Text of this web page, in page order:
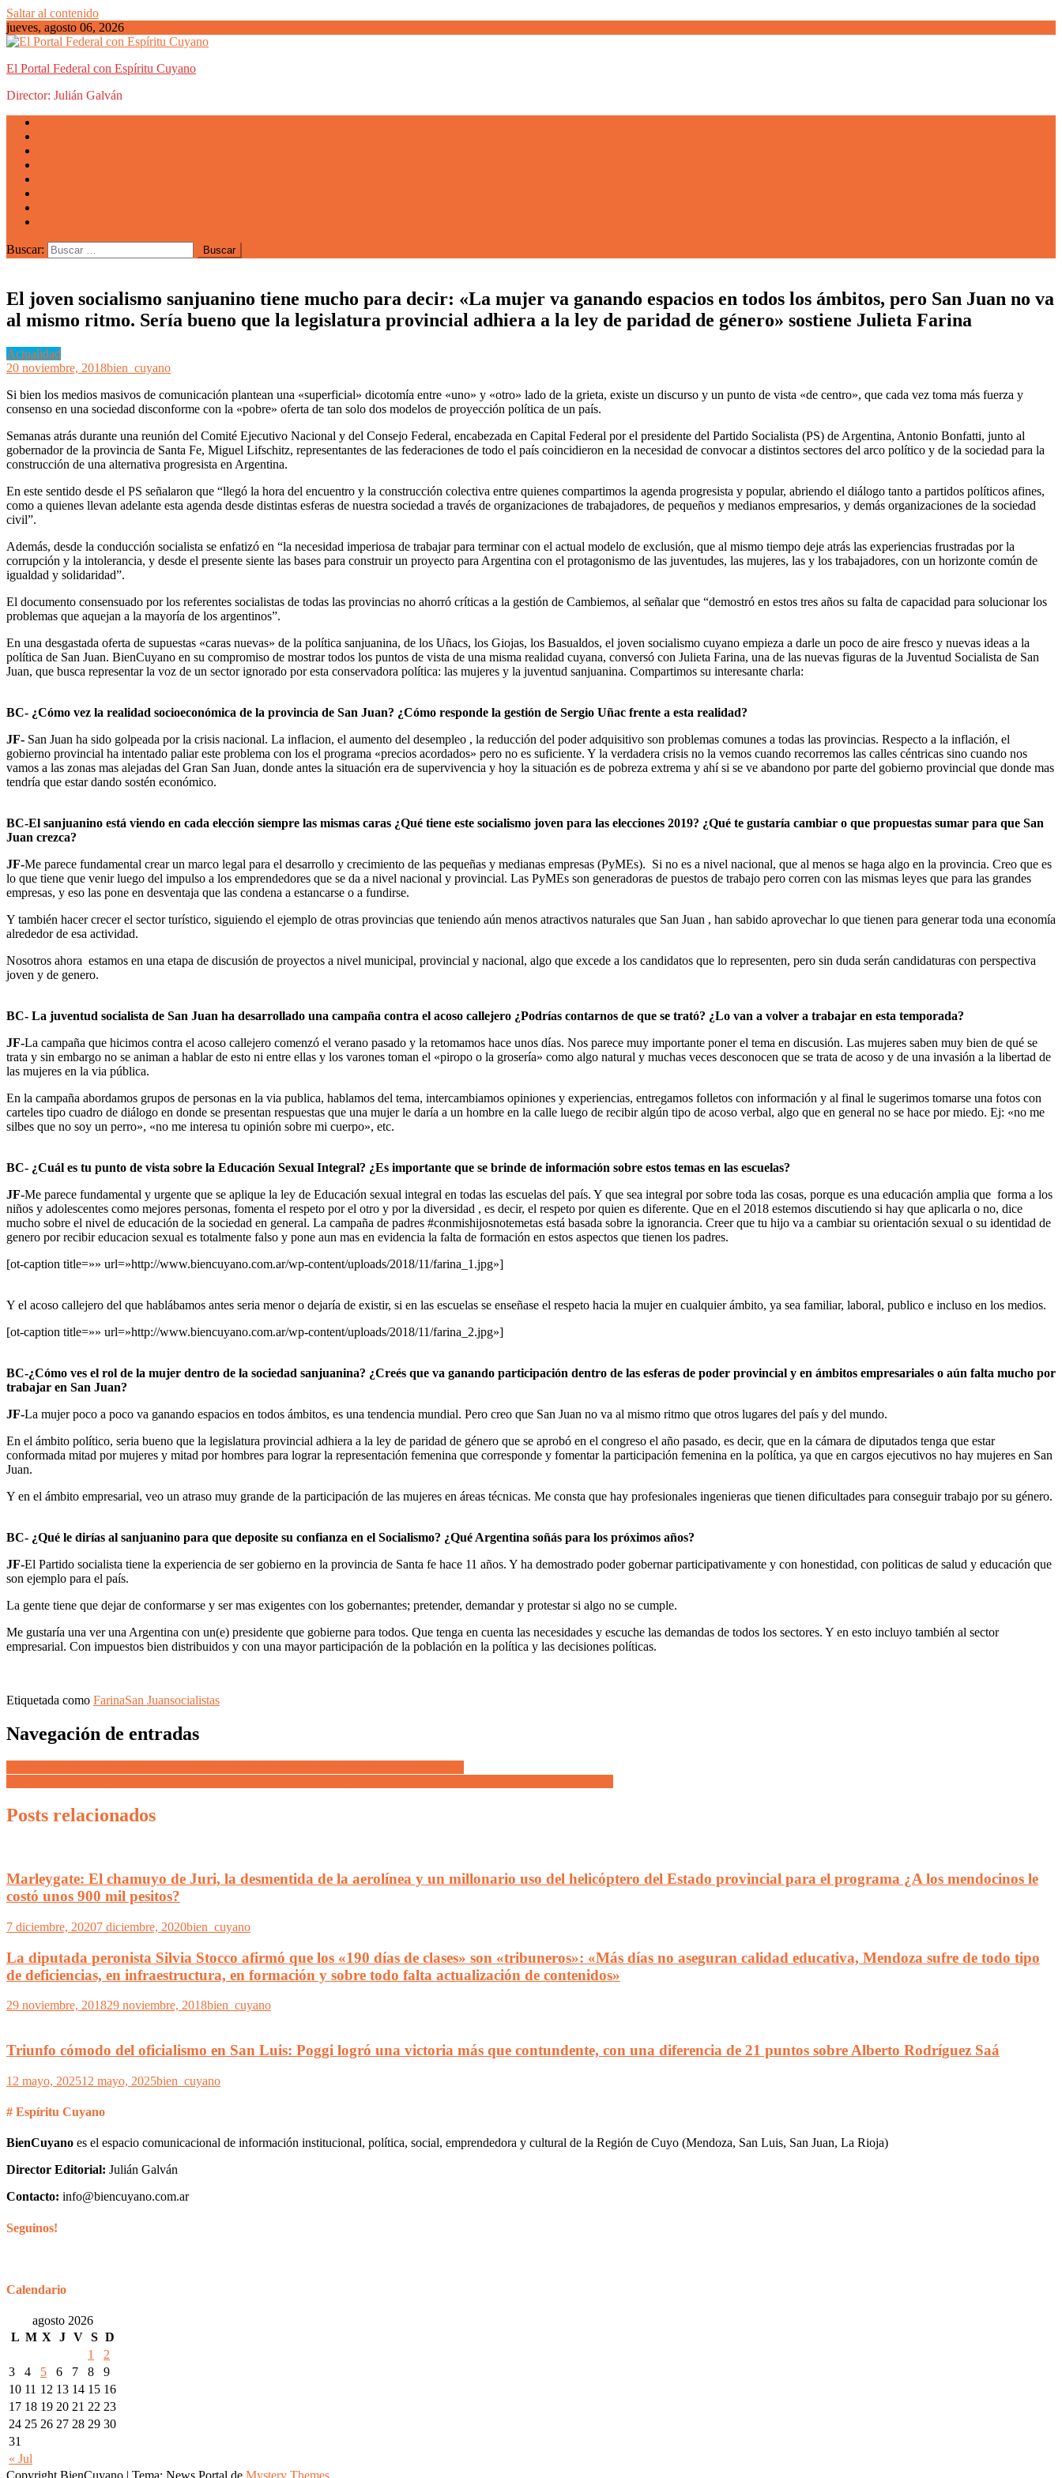
Saltar al contenido
jueves, agosto 06, 2026
El Portal Federal con Espíritu Cuyano
Director: Julián Galván
Buscar:
El joven socialismo sanjuanino tiene mucho para decir: «La mujer va ganando espacios en todos los ámbitos, pero San Juan no va
al mismo ritmo. Sería bueno que la legislatura provincial adhiera a la ley de paridad de género» sostiene Julieta Farina
Actualidad
20 noviembre, 2018bien_cuyano
Si bien los medios masivos de comunicación plantean una «superficial» dicotomía entre «uno» y «otro» lado de la grieta, existe un discurso y un punto de vista «de centro», que cada vez toma más fuerza y
consenso en una sociedad disconforme con la «pobre» oferta de tan solo dos modelos de proyección política de un país.
Semanas atrás durante una reunión del Comité Ejecutivo Nacional y del Consejo Federal, encabezada en Capital Federal por el presidente del Partido Socialista (PS) de Argentina, Antonio Bonfatti, junto al
gobernador de la provincia de Santa Fe, Miguel Lifschitz, representantes de las federaciones de todo el país coincidieron en la necesidad de convocar a distintos sectores del arco político y de la sociedad para la
construcción de una alternativa progresista en Argentina.
En este sentido desde el PS señalaron que “llegó la hora del encuentro y la construcción colectiva entre quienes compartimos la agenda progresista y popular, abriendo el diálogo tanto a partidos políticos afines,
como a quienes llevan adelante esta agenda desde distintas esferas de nuestra sociedad a través de organizaciones de trabajadores, de pequeños y medianos empresarios, y demás organizaciones de la sociedad
civil”.
Además, desde la conducción socialista se enfatizó en “la necesidad imperiosa de trabajar para terminar con el actual modelo de exclusión, que al mismo tiempo deje atrás las experiencias frustradas por la
corrupción y la intolerancia, y desde el presente siente las bases para construir un proyecto para Argentina con el protagonismo de las juventudes, las mujeres, las y los trabajadores, con un horizonte común de
igualdad y solidaridad”.
El documento consensuado por los referentes socialistas de todas las provincias no ahorró críticas a la gestión de Cambiemos, al señalar que “demostró en estos tres años su falta de capacidad para solucionar los
problemas que aquejan a la mayoría de los argentinos”.
En una desgastada oferta de supuestas «caras nuevas» de la política sanjuanina, de los Uñacs, los Giojas, los Basualdos, el joven socialismo cuyano empieza a darle un poco de aire fresco y nuevas ideas a la
política de San Juan. BienCuyano en su compromiso de mostrar todos los puntos de vista de una misma realidad cuyana, conversó con Julieta Farina, una de las nuevas figuras de la Juventud Socialista de San
Juan, que busca representar la voz de un sector ignorado por esta conservadora política: las mujeres y la juventud sanjuanina. Compartimos su interesante charla:
BC- ¿Cómo vez la realidad socioeconómica de la provincia de San Juan? ¿Cómo responde la gestión de Sergio Uñac frente a esta realidad?
JF- San Juan ha sido golpeada por la crisis nacional. La inflacion, el aumento del desempleo , la reducción del poder adquisitivo son problemas comunes a todas las provincias. Respecto a la inflación, el
gobierno provincial ha intentado paliar este problema con los el programa «precios acordados» pero no es suficiente. Y la verdadera crisis no la vemos cuando recorremos las calles céntricas sino cuando nos
vamos a las zonas mas alejadas del Gran San Juan, donde antes la situación era de supervivencia y hoy la situación es de pobreza extrema y ahí si se ve abandono por parte del gobierno provincial que donde mas
tendría que estar dando sostén económico.
BC-El sanjuanino está viendo en cada elección siempre las mismas caras ¿Qué tiene este socialismo joven para las elecciones 2019? ¿Qué te gustaría cambiar o que propuestas sumar para que San
Juan crezca?
JF-Me parece fundamental crear un marco legal para el desarrollo y crecimiento de las pequeñas y medianas empresas (PyMEs). Si no es a nivel nacional, que al menos se haga algo en la provincia. Creo que es
lo que tiene que venir luego del impulso a los emprendedores que se da a nivel nacional y provincial. Las PyMEs son generadoras de puestos de trabajo pero corren con las mismas leyes que para las grandes
empresas, y eso las pone en desventaja que las condena a estancarse o a fundirse.
Y también hacer crecer el sector turístico, siguiendo el ejemplo de otras provincias que teniendo aún menos atractivos naturales que San Juan , han sabido aprovechar lo que tienen para generar toda una economía
alrededor de esa actividad.
Nosotros ahora estamos en una etapa de discusión de proyectos a nivel municipal, provincial y nacional, algo que excede a los candidatos que lo representen, pero sin duda serán candidaturas con perspectiva
joven y de genero.
BC- La juventud socialista de San Juan ha desarrollado una campaña contra el acoso callejero ¿Podrías contarnos de que se trató? ¿Lo van a volver a trabajar en esta temporada?
JF-La campaña que hicimos contra el acoso callejero comenzó el verano pasado y la retomamos hace unos días. Nos parece muy importante poner el tema en discusión. Las mujeres saben muy bien de qué se
trata y sin embargo no se animan a hablar de esto ni entre ellas y los varones toman el «piropo o la grosería» como algo natural y muchas veces desconocen que se trata de acoso y de una invasión a la libertad de
las mujeres en la via pública.
En la campaña abordamos grupos de personas en la via publica, hablamos del tema, intercambiamos opiniones y experiencias, entregamos folletos con información y al final le sugerimos tomarse una fotos con
carteles tipo cuadro de diálogo en donde se presentan respuestas que una mujer le daría a un hombre en la calle luego de recibir algún tipo de acoso verbal, algo que en general no se hace por miedo. Ej: «no me
silbes que no soy un perro», «no me interesa tu opinión sobre mi cuerpo», etc.
BC- ¿Cuál es tu punto de vista sobre la Educación Sexual Integral? ¿Es importante que se brinde de información sobre estos temas en las escuelas?
JF-Me parece fundamental y urgente que se aplique la ley de Educación sexual integral en todas las escuelas del país. Y que sea integral por sobre toda las cosas, porque es una educación amplia que forma a los
niños y adolescentes como mejores personas, fomenta el respeto por el otro y por la diversidad , es decir, el respeto por quien es diferente. Que en el 2018 estemos discutiendo si hay que aplicarla o no, dice
mucho sobre el nivel de educación de la sociedad en general. La campaña de padres #conmishijosnotemetas está basada sobre la ignorancia. Creer que tu hijo va a cambiar su orientación sexual o su identidad de
genero por recibir educacion sexual es totalmente falso y pone aun mas en evidencia la falta de formación en estos aspectos que tienen los padres.
[ot-caption title=»» url=»http://www.biencuyano.com.ar/wp-content/uploads/2018/11/farina_1.jpg»]
Y el acoso callejero del que hablábamos antes seria menor o dejaría de existir, si en las escuelas se enseñase el respeto hacia la mujer en cualquier ámbito, ya sea familiar, laboral, publico e incluso en los medios.
[ot-caption title=»» url=»http://www.biencuyano.com.ar/wp-content/uploads/2018/11/farina_2.jpg»]
BC-¿Cómo ves el rol de la mujer dentro de la sociedad sanjuanina? ¿Creés que va ganando participación dentro de las esferas de poder provincial y en ámbitos empresariales o aún falta mucho por
trabajar en San Juan?
JF-La mujer poco a poco va ganando espacios en todos ámbitos, es una tendencia mundial. Pero creo que San Juan no va al mismo ritmo que otros lugares del país y del mundo.
En el ámbito político, seria bueno que la legislatura provincial adhiera a la ley de paridad de género que se aprobó en el congreso el año pasado, es decir, que en la cámara de diputados tenga que estar
conformada mitad por mujeres y mitad por hombres para lograr la representación femenina que corresponde y fomentar la participación femenina en la política, ya que en cargos ejecutivos no hay mujeres en San
Juan.
Y en el ámbito empresarial, veo un atraso muy grande de la participación de las mujeres en áreas técnicas. Me consta que hay profesionales ingenieras que tienen dificultades para conseguir trabajo por su género.
BC- ¿Qué le dirías al sanjuanino para que deposite su confianza en el Socialismo? ¿Qué Argentina soñás para los próximos años?
JF-El Partido socialista tiene la experiencia de ser gobierno en la provincia de Santa fe hace 11 años. Y ha demostrado poder gobernar participativamente y con honestidad, con politicas de salud y educación que
son ejemplo para el país.
La gente tiene que dejar de conformarse y ser mas exigentes con los gobernantes; pretender, demandar y protestar si algo no se cumple.
Me gustaría una ver una Argentina con un(e) presidente que gobierne para todos. Que tenga en cuenta las necesidades y escuche las demandas de todos los sectores. Y en esto incluyo también al sector
empresarial. Con impuestos bien distribuidos y con una mayor participación de la población en la política y las decisiones políticas.
Etiquetada como FarinaSan Juansocialistas
Navegación de entradas
Posts relacionados
Marleygate: El chamuyo de Juri, la desmentida de la aerolínea y un millonario uso del helicóptero del Estado provincial para el programa ¿A los mendocinos le
costó unos 900 mil pesitos?
7 diciembre, 20207 diciembre, 2020bien_cuyano
La diputada peronista Silvia Stocco afirmó que los «190 días de clases» son «tribuneros»: «Más días no aseguran calidad educativa, Mendoza sufre de todo tipo
de deficiencias, en infraestructura, en formación y sobre todo falta actualización de contenidos»
29 noviembre, 201829 noviembre, 2018bien_cuyano
Triunfo cómodo del oficialismo en San Luis: Poggi logró una victoria más que contundente, con una diferencia de 21 puntos sobre Alberto Rodríguez Saá
12 mayo, 202512 mayo, 2025bien_cuyano
# Espíritu Cuyano
BienCuyano es el espacio comunicacional de información institucional, política, social, emprendedora y cultural de la Región de Cuyo (Mendoza, San Luis, San Juan, La Rioja)
Director Editorial: Julián Galván
Contacto: info@biencuyano.com.ar
Seguinos!
Calendario
agosto 2026
L M X J V S D
« Jul
1
2
3
4 5 6 7 8
9
10 11 12 13 14 15 16
17 18 19 20 21 22 23
24 25 26 27 28 29 30
31